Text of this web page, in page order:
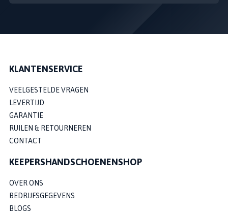
KLANTENSERVICE
VEELGESTELDE VRAGEN
LEVERTIJD
GARANTIE
RUILEN & RETOURNEREN
CONTACT
KEEPERSHANDSCHOENENSHOP
OVER ONS
BEDRIJFSGEGEVENS
BLOGS